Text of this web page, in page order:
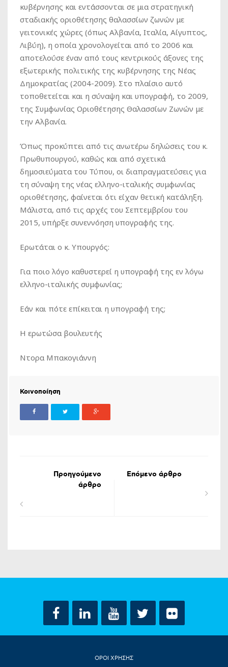
κυβέρνησης και εντάσσονται σε μια στρατηγική
σταδιακής οριοθέτησης θαλασσίων ζωνών με
γειτονικές χώρες (όπως Αλβανία, Ιταλία, Αίγυπτος,
Λιβύη), η οποία χρονολογείται από το 2006 και
αποτελούσε έναν από τους κεντρικούς άξονες της
εξωτερικής πολιτικής της κυβέρνησης της Νέας
Δημοκρατίας (2004-2009). Στο πλαίσιο αυτό
τοποθετείται και η σύναψη και υπογραφή, το 2009,
της Συμφωνίας Οριοθέτησης Θαλασσίων Ζωνών με
την Αλβανία.
Όπως προκύπτει από τις ανωτέρω δηλώσεις του κ.
Πρωθυπουργού, καθώς και από σχετικά
δημοσιεύματα του Τύπου, οι διαπραγματεύσεις για
τη σύναψη της νέας ελληνο-ιταλικής συμφωνίας
οριοθέτησης, φαίνεται ότι είχαν θετική κατάληξη.
Μάλιστα, από τις αρχές του Σεπτεμβρίου του
2015, υπήρξε συνεννόηση υπογραφής της.
Ερωτάται ο κ. Υπουργός:
Για ποιο λόγο καθυστερεί η υπογραφή της εν λόγω
ελληνο-ιταλικής συμφωνίας;
Εάν και πότε επίκειται η υπογραφή της;
Η ερωτώσα βουλευτής
Ντορα Μπακογιάννη
Κοινοποίηση
Προηγούμενο
άρθρο
Επόμενο άρθρο
ΟΡΟΙ ΧΡΗΣΗΣ